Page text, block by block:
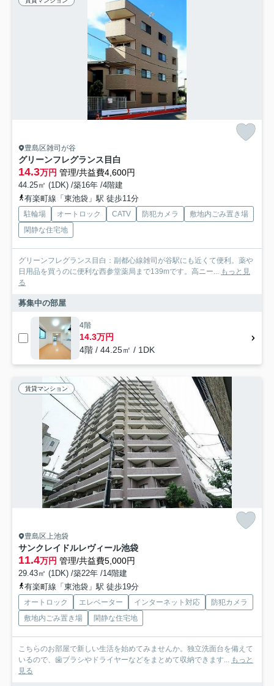
豊島区雑司が谷
グリーンフレグランス目白
14.3万円 管理/共益費4,600円
44.25㎡ (1DK) /築16年 /4階建
有楽町線「東池袋」駅 徒歩11分
駐輪場 オートロック CATV 防犯カメラ
敷地内ごみ置き場
閑静な住宅地
グリーンフレグランス目白：副都心線雑司が谷駅にも近くて便利。薬や
日用品を買うのに便利な西参堂薬局まで139mです。高ニー... もっと見
る
募集中の部屋
4階
14.3万円
4階 / 44.25㎡ / 1DK
賃貸マンション
豊島区上池袋
サンクレイドルレヴィール池袋
11.4万円 管理/共益費5,000円
29.43㎡ (1DK) /築22年 /14階建
有楽町線「東池袋」駅 徒歩19分
オートロック エレベーター インターネット対応
防犯カメラ
敷地内ごみ置き場
閑静な住宅地
こちらのお部屋で新しい生活を始めてみませんか。独立洗面台を備えて
いるので、歯ブラシやドライヤーなどをまとめて収納できます... もっと
見る